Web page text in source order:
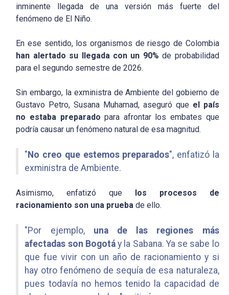
inminente llegada de una versión más fuerte del
fenómeno de El Niño.
En ese sentido, los organismos de riesgo de Colombia
han alertado su llegada con un 90% de probabilidad
para el segundo semestre de 2026.
Sin embargo, la exministra de Ambiente del gobierno de
Gustavo Petro, Susana Muhamad, aseguró que el país
no estaba preparado para afrontar los embates que
podría causar un fenómeno natural de esa magnitud.
"No creo que estemos preparados", enfatizó la
exministra de Ambiente.
Asimismo, enfatizó que los procesos de
racionamiento son una prueba de ello.
"Por ejemplo, una de las regiones más
afectadas son Bogotáy la Sabana. Ya se sabe lo
que fue vivir con un año de racionamiento y si
hay otro fenómeno de sequía de esa naturaleza,
pues todavía no hemos tenido la capacidad de